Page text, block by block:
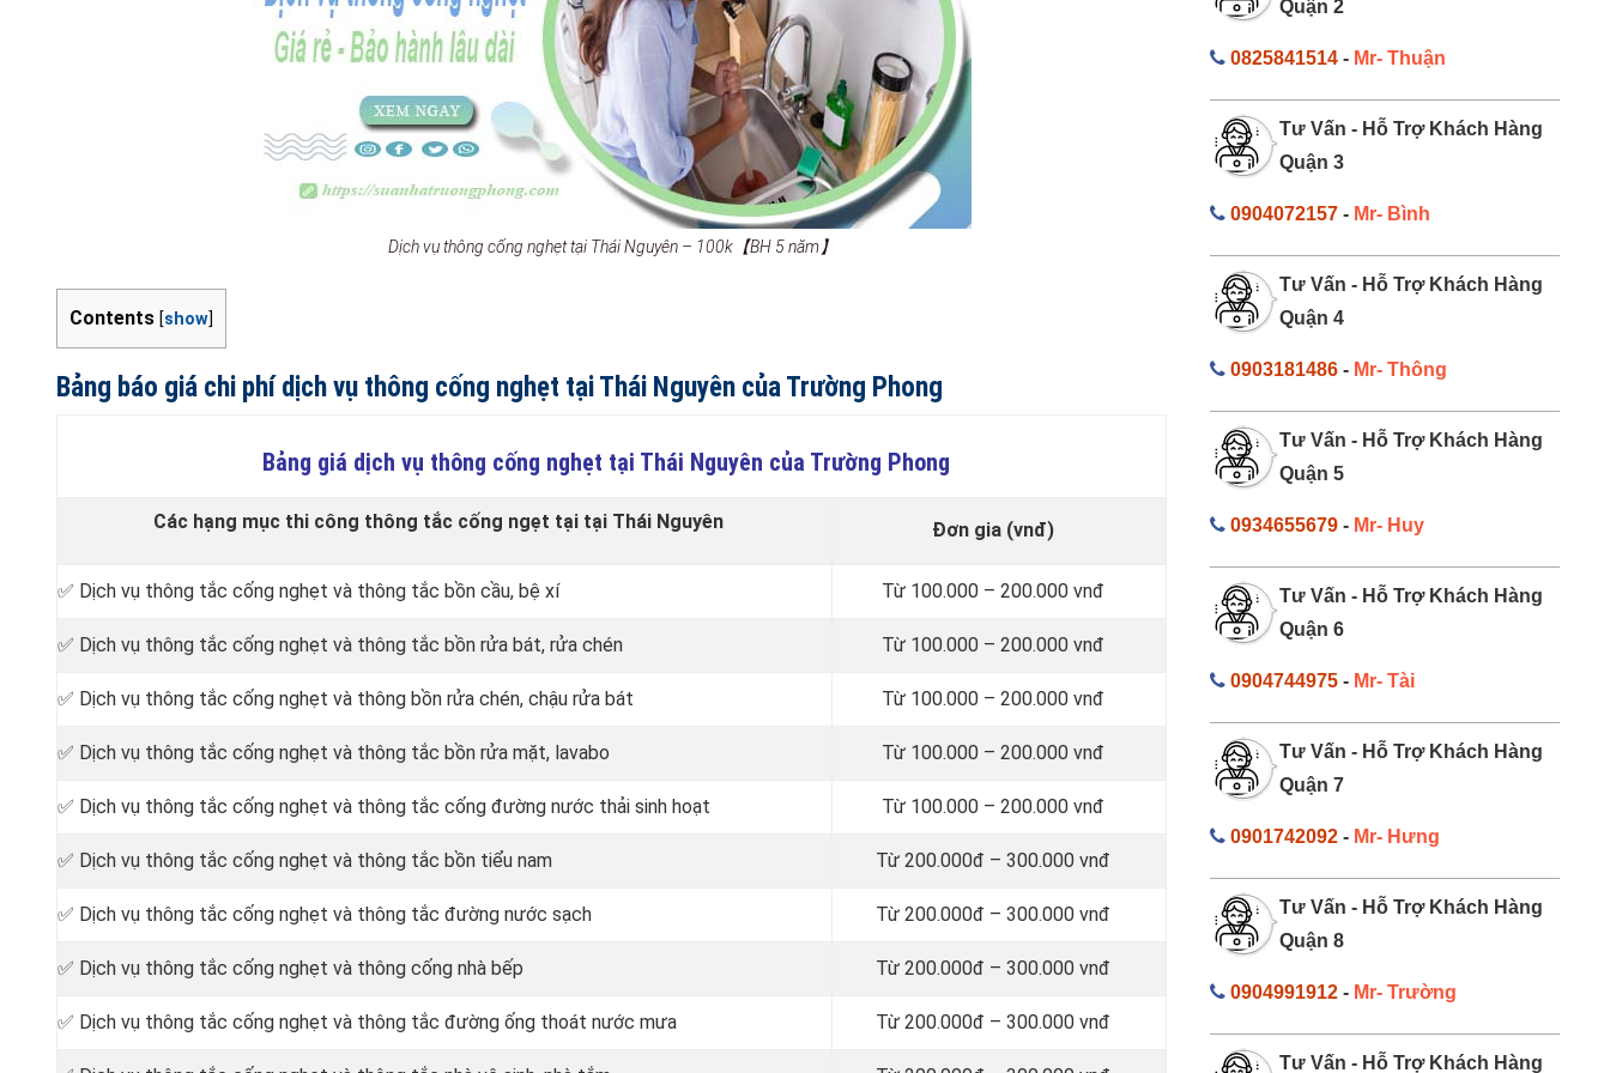
Dịch vụ thông cống nghẹt tại Thái Nguyên – 100k【BH 5 năm】
Contents [show]
Bảng báo giá chi phí dịch vụ thông cống nghẹt tại Thái Nguyên của Trường Phong
Bảng giá dịch vụ thông cống nghẹt tại Thái Nguyên của Trường Phong
Các hạng mục thi công thông tắc cống ngẹt tại tại Thái Nguyên Đơn gia (vnđ)
✅ Dịch vụ thông tắc cống nghẹt và thông tắc bồn cầu, bệ xí Từ 100.000 – 200.000 vnđ
✅ Dịch vụ thông tắc cống nghẹt và thông tắc bồn rửa bát, rửa chén Từ 100.000 – 200.000 vnđ
✅ Dịch vụ thông tắc cống nghẹt và thông bồn rửa chén, chậu rửa bát Từ 100.000 – 200.000 vnđ
✅ Dịch vụ thông tắc cống nghẹt và thông tắc bồn rửa mặt, lavabo Từ 100.000 – 200.000 vnđ
‎✅ Dịch vụ thông tắc cống nghẹt và thông tắc cống đường nước thải sinh hoạt Từ 100.000 – 200.000 vnđ
✅ Dịch vụ thông tắc cống nghẹt và thông tắc bồn tiểu nam Từ 200.000đ – 300.000 vnđ
✅ Dịch vụ thông tắc cống nghẹt và thông tắc đường nước sạch Từ 200.000đ – 300.000 vnđ
✅ Dịch vụ thông tắc cống nghẹt và thông cống nhà bếp Từ 200.000đ – 300.000 vnđ
✅ Dịch vụ thông tắc cống nghẹt và thông tắc đường ống thoát nước mưa Từ 200.000đ – 300.000 vnđ
Quận 2
0825841514- Mr- Thuận
Tư Vấn - Hỗ Trợ Khách Hàng
Quận 3
0904072157- Mr- Bình
Tư Vấn - Hỗ Trợ Khách Hàng
Quận 4
0903181486- Mr- Thông
Tư Vấn - Hỗ Trợ Khách Hàng
Quận 5
0934655679- Mr- Huy
Tư Vấn - Hỗ Trợ Khách Hàng
Quận 6
0904744975- Mr- Tài
Tư Vấn - Hỗ Trợ Khách Hàng
Quận 7
0901742092- Mr- Hưng
Tư Vấn - Hỗ Trợ Khách Hàng
Quận 8
0904991912- Mr- Trường
Tư Vấn - Hỗ Trợ Khách Hàng